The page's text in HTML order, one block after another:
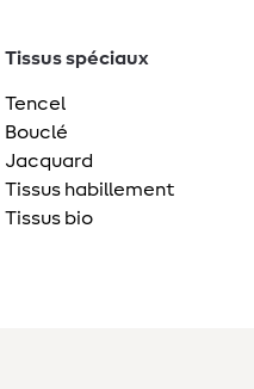
Tissus spéciaux
Tencel
Bouclé
Jacquard
Tissus habillement
Tissus bio